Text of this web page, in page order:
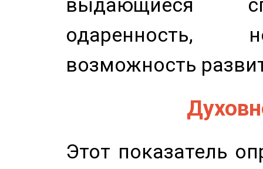
одаренность,
возможность
Этот показатель